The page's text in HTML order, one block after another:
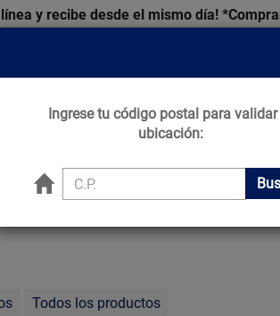
línea y recibe desde el mismo día!
Marcas Tips que Construyen
Todos los productos
Ingrese tu código postal para
ubicación: